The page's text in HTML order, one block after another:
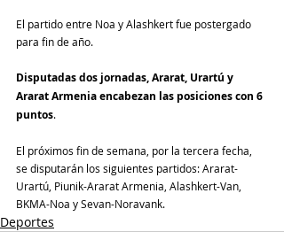
El partido entre Noa y Alashkert fue postergado
para fin de año.
Disputadas dos jornadas, Ararat, Urartú y
Ararat Armenia encabezan las posiciones con 6
puntos.
El próximos fin de semana, por la tercera fecha,
se disputarán los siguientes partidos: Ararat-
Urartú, Piunik-Ararat Armenia, Alashkert-Van,
BKMA-Noa y Sevan-Noravank.
Deportes